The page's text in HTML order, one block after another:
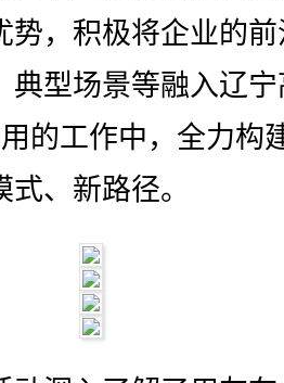
势，积极将企业的
典型场景等融入辽
的工作中，全力构
、新路径。